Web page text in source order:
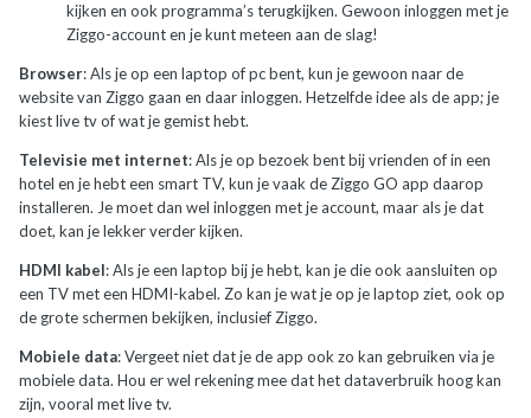
kijken en ook programma’s terugkijken. Gewoon inloggen met je
Ziggo-account en je kunt meteen aan de slag!
Browser: Als je op een laptop of pc bent, kun je gewoon naar de
website van Ziggo gaan en daar inloggen. Hetzelfde idee als de app; je
kiest live tv of wat je gemist hebt.
Televisie met internet: Als je op bezoek bent bij vrienden of in een
hotel en je hebt een smart TV, kun je vaak de Ziggo GO app daarop
installeren. Je moet dan wel inloggen met je account, maar als je dat
doet, kan je lekker verder kijken.
HDMI kabel: Als je een laptop bij je hebt, kan je die ook aansluiten op
een TV met een HDMI-kabel. Zo kan je wat je op je laptop ziet, ook op
de grote schermen bekijken, inclusief Ziggo.
Mobiele data: Vergeet niet dat je de app ook zo kan gebruiken via je
mobiele data. Hou er wel rekening mee dat het dataverbruik hoog kan
zijn, vooral met live tv.